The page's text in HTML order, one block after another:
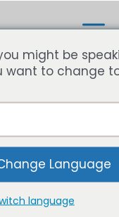
40 ans
might be
Do you want to